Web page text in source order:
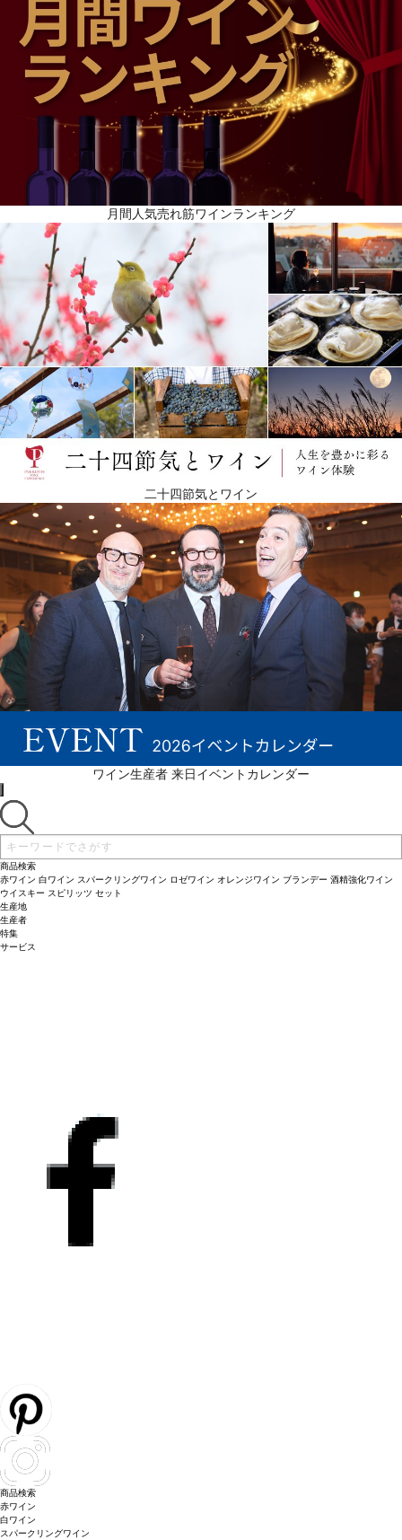
月間人気売れ筋ワインランキング
二十四節気とワイン
ワイン生産者 来日イベントカレンダー
商品検索
赤ワイン 白ワイン スパークリングワイン ロゼワイン オレンジワイン ブランデー 酒精強化ワイン
ウイスキー スピリッツ セット
生産地
生産者
特集
サービス
商品検索
赤ワイン
白ワイン
スパークリングワイン